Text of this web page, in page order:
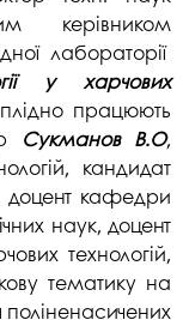
керівником
лабораторії
у харчових
працюють
Сукманов В.О,
кандидат
доцент кафедри
наук, доцент
технологій,
тематику на
поліненасичених